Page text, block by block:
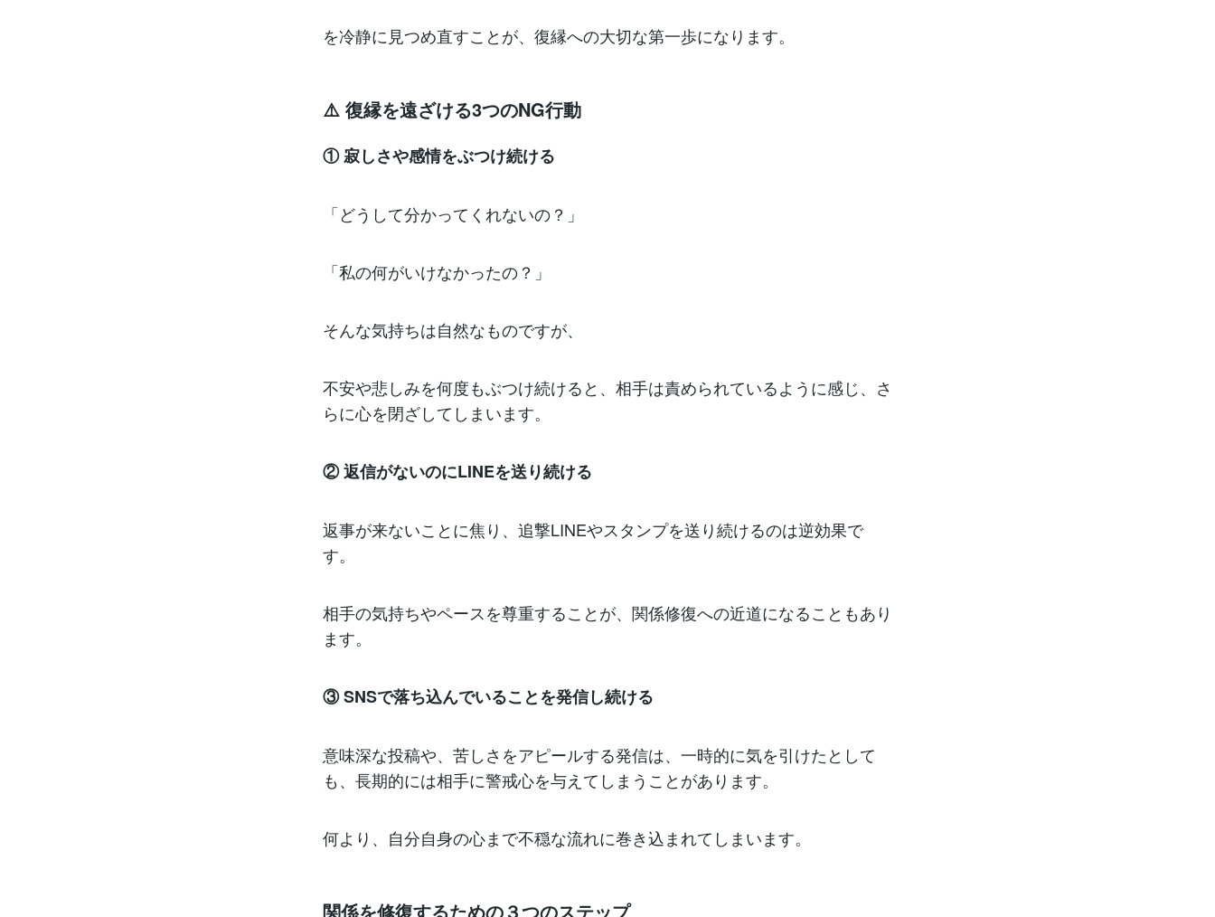
を冷静に見つめ直すことが、復縁への大切な第一歩になります。
⚠️ 復縁を遠ざける3つのNG行動
① 寂しさや感情をぶつけ続ける
「どうして分かってくれないの？」
「私の何がいけなかったの？」
そんな気持ちは自然なものですが、
不安や悲しみを何度もぶつけ続けると、相手は責められているように感じ、さ
らに心を閉ざしてしまいます。
② 返信がないのにLINEを送り続ける
返事が来ないことに焦り、追撃LINEやスタンプを送り続けるのは逆効果で
す。
相手の気持ちやペースを尊重することが、関係修復への近道になることもあり
ます。
③ SNSで落ち込んでいることを発信し続ける
意味深な投稿や、苦しさをアピールする発信は、一時的に気を引けたとして
も、長期的には相手に警戒心を与えてしまうことがあります。
何より、自分自身の心まで不穏な流れに巻き込まれてしまいます。
関係を修復するための３つのステップ